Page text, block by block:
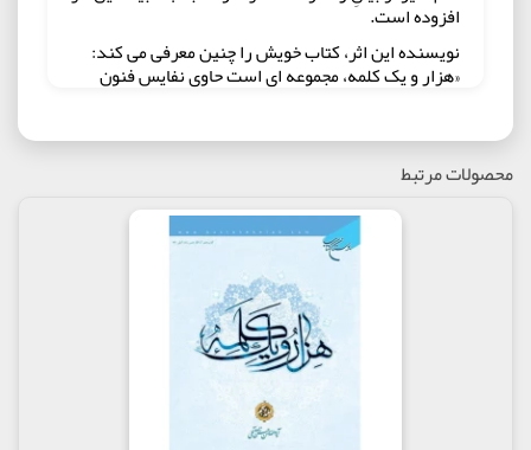
افزوده است.
نویسنده این اثر، کتاب خویش را چنین معرفی می کند:
«هزار و یک کلمه، مجموعه ای است حاوی نفایس فنون
وظایف علوم و نیز معارف اسلامی. "هزار و یک کلمه" و
یکدیگرند. لذا هر آنچه در وصف شمایل این گفته ایم، آن
دیگری را نیز شامل است؛ چه هر نکته ای از این، کلمه ای
دلپذیر است؛ و هر کلمه ای از آن، نکته ای چشمگیر. اگر
فرزانه ای آزاده قلم بر لوح آورد که هریک سفینه ای
حامل مثقلات از مطالب متنوعه و امتعه ممتعه در هر باب
است، در خور تحسین و سزاوار آفرین است... اینک زمان
ظهور این مستوره نیز فرا رسیده است؛ به امید این که
دو همزاد نیک نهاد، دوش با دوش یکدیگر دائرة المعارفی
حاوی نفائس فنون سودمند و دانش پژوهان ارجمند بوده
مولف : آِیت الله حسن زاده آملی
ناشر : انتشارات بوستان کتاب
محصولات مرتبط